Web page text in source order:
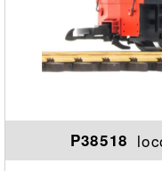
P38518